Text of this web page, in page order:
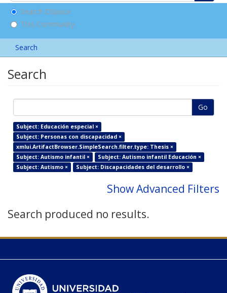
Search DSpace
This Community
Search
Search
Go
Subject: Educación especial ×
Subject: Personas con discapacidad ×
xmlui.ArtifactBrowser.SimpleSearch.filter.type: Thesis ×
Subject: Autismo infantil ×
Subject: Autismo infantil Educación ×
Subject: Autismo ×
Subject: Discapacidades del desarrollo ×
Show Advanced Filters
Search produced no results.